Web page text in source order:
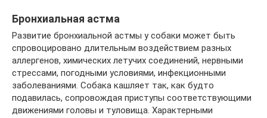
Бронхиальная астма
Развитие бронхиальной астмы у собаки может быть
спровоцировано длительным воздействием разных
аллергенов, химических летучих соединений, нервными
стрессами, погодными условиями, инфекционными
заболеваниями. Собака кашляет так, как будто
подавилась, сопровождая приступы соответствующими
движениями головы и туловища. Характерными